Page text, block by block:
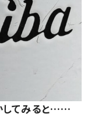
してみると……